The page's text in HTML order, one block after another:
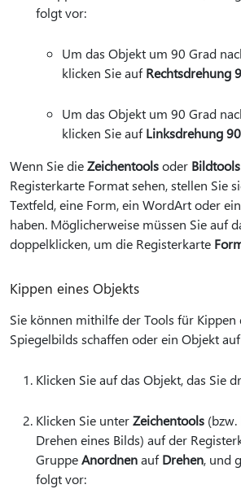
folgt vor:
Um das Objekt um 90 Grad
klicken Sie aufRechtsdrehung
Um das Objekt um 90 Grad
klicken Sie aufLinksdrehung
Wenn Sie dieZeichentoolsoder Bildtools
Registerkarte Format sehen, stellen Sie
Textfeld, eine Form, ein WordArt oder
haben. Möglicherweise müssen Sie auf
doppelklicken, um die Registerkarte
Kippen eines Objekts
Sie können mithilfe der Tools für Kippen
Spiegelbilds schaffen oder ein Objekt
Klicken Sie auf das Objekt, das Sie
Klicken Sie unterZeichentools (bzw.
Drehen eines Bilds) auf der
GruppeAnordnenaufDrehen, und
folgt vor: